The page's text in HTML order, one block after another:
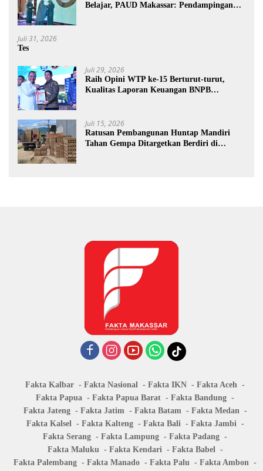
Belajar, PAUD Makassar: Pendampingan
Juli 31, 2026
Tes
Juli 29, 2026
Raih Opini WTP ke-15 Berturut-turut,
Kualitas Laporan Keuangan BNPB
Juli 15, 2026
Ratusan Pembangunan Huntap Mandiri
Tahan Gempa Ditargetkan Berdiri di
Fakta Kalbar Fakta Nasional Fakta IKN
Fakta Aceh
Fakta Papua
Fakta Papua Barat
Fakta Bandung
Fakta Jateng
Fakta Jatim Fakta Batam
Fakta Medan
Fakta Kalsel
Fakta Kalteng Fakta Bali
Fakta Jambi
Fakta Serang
Fakta Lampung
Fakta Padang
Fakta Maluku
Fakta Kendari
Fakta Babel
Fakta Palembang
Fakta Manado Fakta Palu
Fakta Ambon